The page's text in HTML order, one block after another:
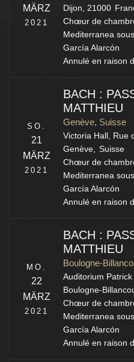
MÄRZ
2021
Dijon, 21000
Chœur de
Mediterranea
García Alarcón
Annulé en raison
SO.
21
MÄRZ
2021
BACH :
MATTHIEU
Genève, Suisse
Victoria Hall, Rue
Genève, Suisse
Chœur de
Mediterranea
García Alarcón
Annulé en raison
MO.
22
MÄRZ
2021
BACH :
MATTHIEU
Boulogne-
Auditorium
Boulogne-
Chœur de
Mediterranea
García Alarcón
Annulé en raison